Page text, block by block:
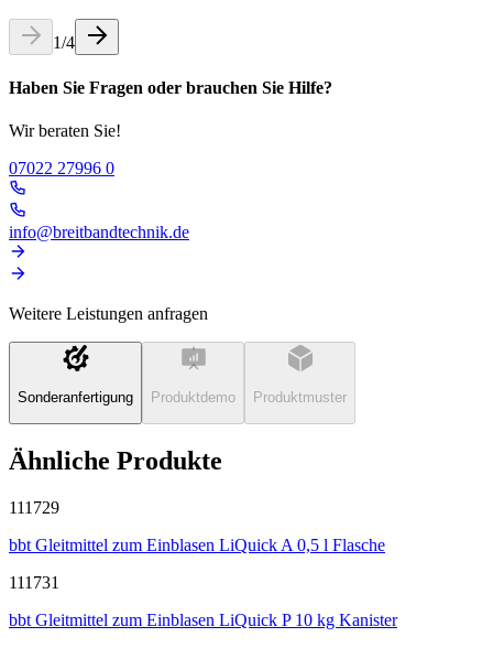
1/4
Haben Sie Fragen oder brauchen Sie Hilfe?
Wir beraten Sie!
07022 27996 0
info@breitbandtechnik.de
Weitere Leistungen anfragen
Sonderanfertigung Produktdemo Produktmuster
Ähnliche Produkte
111729
bbt Gleitmittel zum Einblasen LiQuick A 0,5 l Flasche
111731
bbt Gleitmittel zum Einblasen LiQuick P 10 kg Kanister